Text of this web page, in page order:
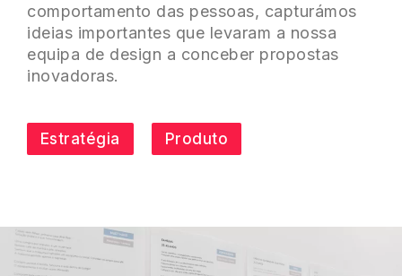
comportamento das pessoas, capturámos
ideias importantes que levaram a nossa
equipa de design a conceber propostas
inovadoras.
Estratégia Produto